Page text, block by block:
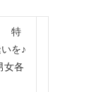
特
を♪
各